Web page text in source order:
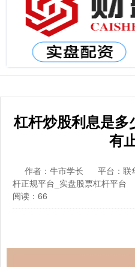
杠杆炒股利息是
有
作者：牛市学长
平台：联
杆正规平台_实盘股票杠杆平台
阅读：66